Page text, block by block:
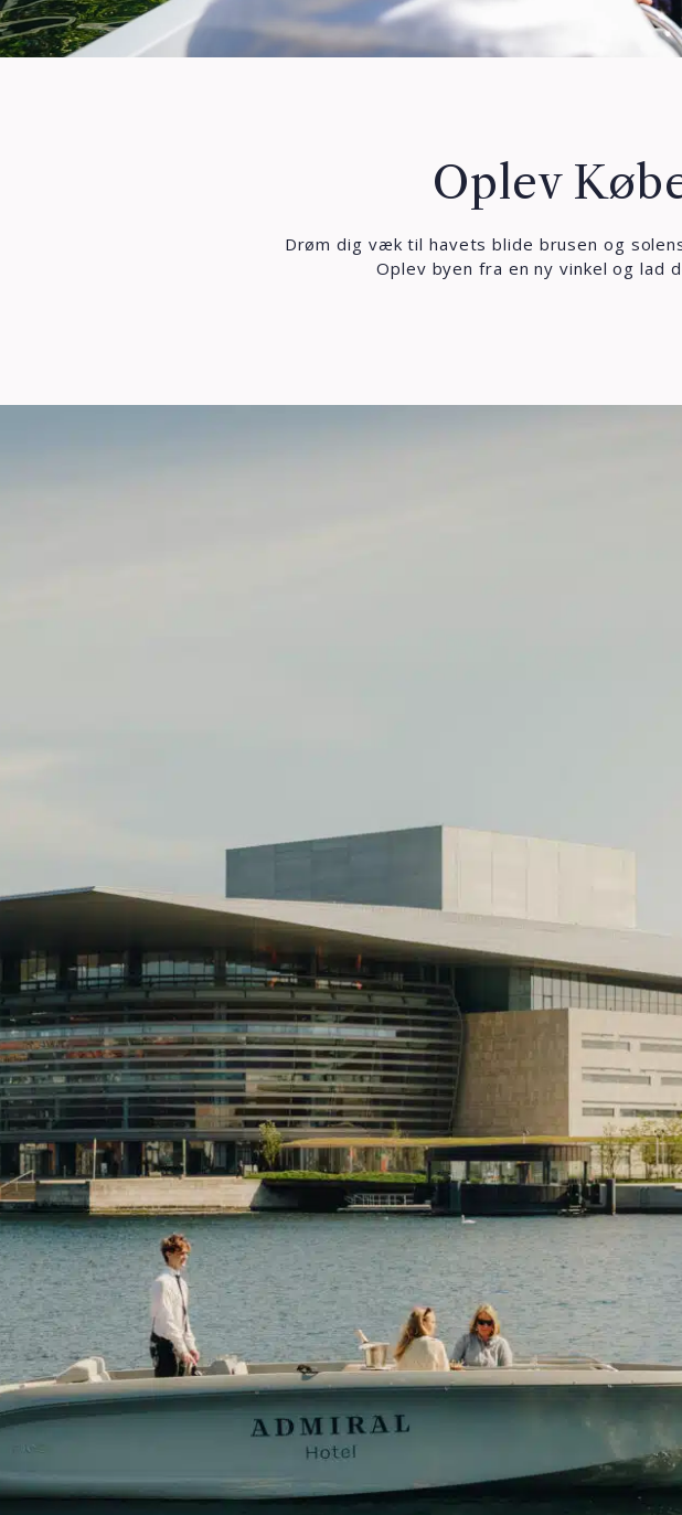
Oplev
Drøm dig væk til havets blide brusen og
Oplev byen fra en ny vinkel og lad